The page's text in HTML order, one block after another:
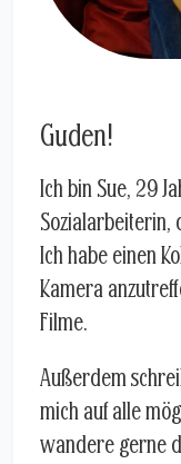
Guden!
Ich bin Sue, 29
Sozialarbeiterin,
Ich habe einen
Kamera
Filme.
Außerdem
mich auf alle
wandere gerne